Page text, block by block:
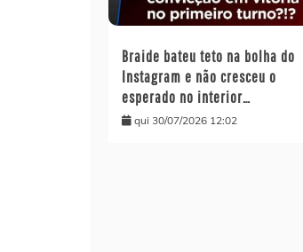
Braide bateu teto na bolha do
Instagram e não cresceu o
esperado no interior…
qui 30/07/2026 12:02